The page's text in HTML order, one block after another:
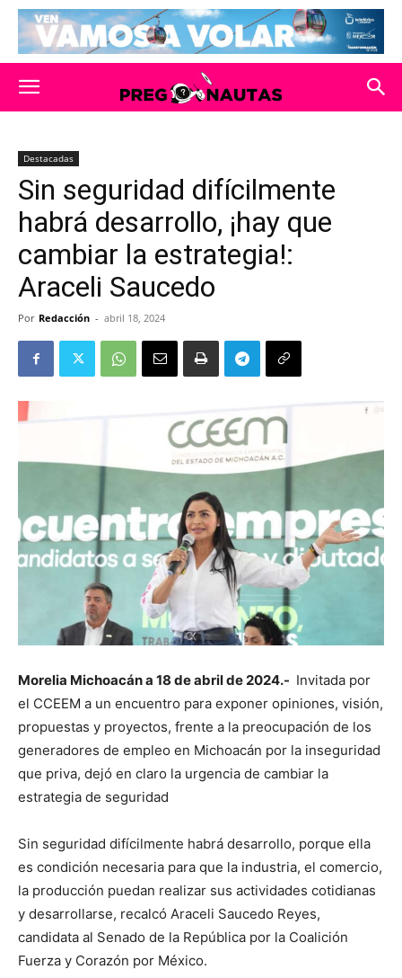
Destacadas
Sin seguridad difícilmente
habrá desarrollo, ¡hay que
cambiar la estrategia!:
Araceli Saucedo
Por Redacción - abril 18, 2024
Morelia Michoacán a 18 de abril de 2024.- Invitada por
el CCEEM a un encuentro para exponer opiniones, visión,
propuestas y proyectos, frente a la preocupación de los
generadores de empleo en Michoacán por la inseguridad
que priva, dejó en claro la urgencia de cambiar la
estrategia de seguridad
Sin seguridad difícilmente habrá desarrollo, porque ella
es condición necesaria para que la industria, el comercio,
la producción puedan realizar sus actividades cotidianas
y desarrollarse, recalcó Araceli Saucedo Reyes,
candidata al Senado de la República por la Coalición
Fuerza y Corazón por México.